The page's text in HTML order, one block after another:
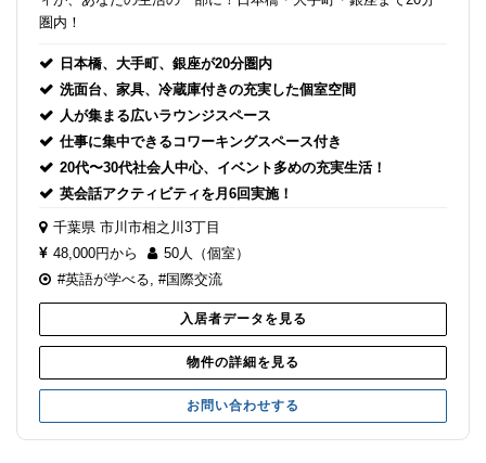
圏内！
日本橋、大手町、銀座が20分圏内
洗面台、家具、冷蔵庫付きの充実した個室空間
人が集まる広いラウンジスペース
仕事に集中できるコワーキングスペース付き
20代〜30代社会人中心、イベント多めの充実生活！
英会話アクティビティを月6回実施！
千葉県 市川市相之川3丁目
48,000円から
50人（個室）
#英語が学べる #国際交流
入居者データを見る
物件の詳細を見る
お問い合わせする